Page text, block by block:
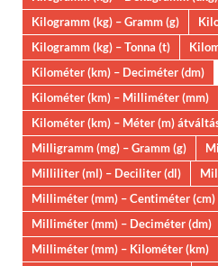
Kilogramm (kg) – Gramm (g)
Kilogramm (kg) – Tonna (t)
Kilométer (km) – Deciméter (dm)
Kilométer (km) – Milliméter (mm)
Kilométer (km) – Méter (m)
Milligramm (mg) – Gramm (g)
Milliliter (ml) – Deciliter (dl)
Milliméter (mm) – Centiméter (cm)
Milliméter (mm) – Deciméter (dm)
Milliméter (mm) – Kilométer (km)